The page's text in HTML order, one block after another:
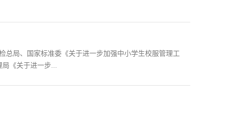
总局、国家标准委《关于进一步加强中小学生校服管理工
局《关于进一步...